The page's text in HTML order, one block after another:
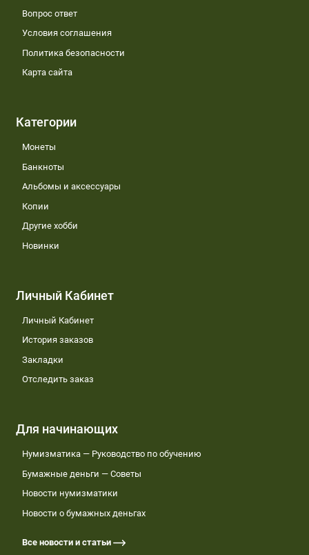
Вопрос ответ
Условия соглашения
Политика безопасности
Карта сайта
Категории
Монеты
Банкноты
Альбомы и аксессуары
Копии
Другие хобби
Новинки
Личный Кабинет
Личный Кабинет
История заказов
Закладки
Отследить заказ
Для начинающих
Нумизматика — Руководство по обучению
Бумажные деньги — Советы
Новости нумизматики
Новости о бумажных деньгах
Все новости и статьи